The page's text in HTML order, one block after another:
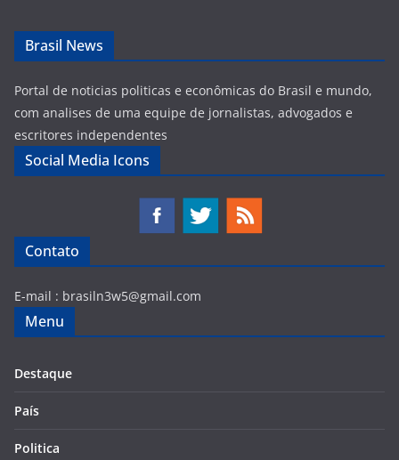
Brasil News
Portal de noticias politicas e econômicas do Brasil e mundo,
com analises de uma equipe de jornalistas, advogados e
escritores independentes
Social Media Icons
Contato
E-mail : brasiln3w5@gmail.com
Menu
Destaque
País
Politica